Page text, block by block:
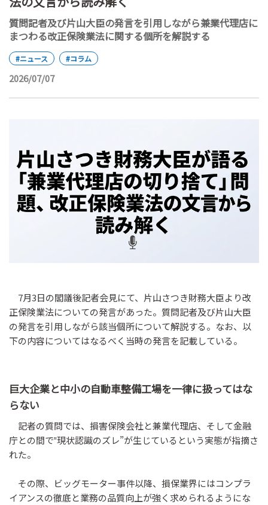
質問記者及び片山大臣の発言を引用しながら兼業代理店に
まつわる改正保険業法に関する個所を解説する
#ニュース #コラム
2026/07/07
7月3日の閣議後記者会見にて、片山さつき財務大臣より改
正保険業法についての発言があった。質問記者及び片山大臣
の発言を引用しながら該当個所について解説する。なお、以
下の内容についてはなるべく当時の発言を記載している。
巨大企業と中小の自動車整備工場を一律に扱ってはな
らない
記者の質問では、損害保険会社と兼業代理店、そして金融
庁との間で‟現状認識のズレ”が生じているという実態が指摘さ
れた。
その際、ビッグモーター事件以降、損保業界にはコンプラ
イアンスの徹底と業務の品質向上が強く求められるようにな